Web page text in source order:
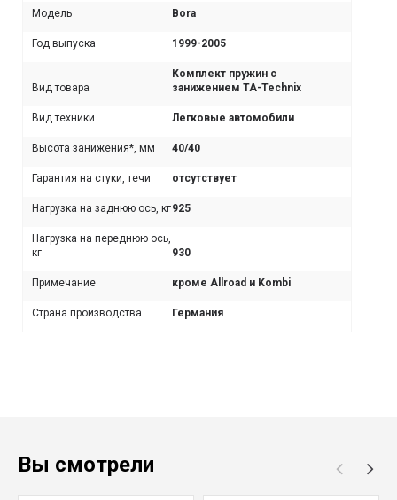
Модель Bora
Год выпуска 1999-2005
Вид товара
Комплект пружин с
занижением TA-Technix
Вид техники Легковые автомобили
Высота занижения*, мм 40/40
Гарантия на стуки, течи отсутствует
Нагрузка на заднюю ось, кг925
Нагрузка на переднюю ось,
кг
930
Примечание кроме Allroad и Kombi
Страна производства Германия
Вы смотрели